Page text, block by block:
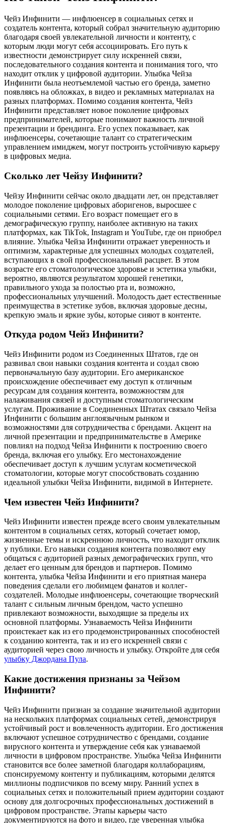
Чейз Инфинити — инфлюенсер в социальных сетях и
создатель контента, который собрал значительную аудиторию
благодаря своей увлекательной личности и контенту, с
которым люди могут себя ассоциировать. Его путь к
известности демонстрирует силу искренней связи,
последовательного создания контента и понимания того, что
находит отклик у цифровой аудитории. Улыбка Чейза
Инфинити была неотъемлемой частью его бренда, заметно
появляясь на обложках, в видео и рекламных материалах на
разных платформах. Помимо создания контента, Чейз
Инфинити представляет новое поколение цифровых
предпринимателей, которые понимают важность личной
презентации и брендинга. Его успех показывает, как
инфлюенсеры, сочетающие талант со стратегическим
управлением имиджем, могут построить устойчивую карьеру
в цифровых медиа.
Сколько лет Чейзу Инфинити?
Чейзу Инфинити сейчас около двадцати лет, он представляет
молодое поколение цифровых аборигенов, выросшее с
социальными сетями. Его возраст помещает его в
демографическую группу, наиболее активную на таких
платформах, как TikTok, Instagram и YouTube, где он приобрел
влияние. Улыбка Чейза Инфинити отражает уверенность и
оптимизм, характерные для успешных молодых создателей,
вступающих в свой профессиональный расцвет. В этом
возрасте его стоматологическое здоровье и эстетика улыбки,
вероятно, являются результатом хорошей генетики,
правильного ухода за полостью рта и, возможно,
профессиональных улучшений. Молодость дает естественные
преимущества в эстетике зубов, включая здоровые десны,
крепкую эмаль и яркие зубы, которые сияют в контенте.
Откуда родом Чейз Инфинити?
Чейз Инфинити родом из Соединенных Штатов, где он
развивал свои навыки создания контента и создал свою
первоначальную базу аудитории. Его американское
происхождение обеспечивает ему доступ к отличным
ресурсам для создания контента, возможностям для
налаживания связей и доступным стоматологическим
услугам. Проживание в Соединенных Штатах связало Чейза
Инфинити с большим англоязычным рынком и
возможностями для сотрудничества с брендами. Акцент на
личной презентации и предпринимательстве в Америке
повлиял на подход Чейза Инфинити к построению своего
бренда, включая его улыбку. Его местонахождение
обеспечивает доступ к лучшим услугам косметической
стоматологии, которые могут способствовать созданию
идеальной улыбки Чейза Инфинити, видимой в Интернете.
Чем известен Чейз Инфинити?
Чейз Инфинити известен прежде всего своим увлекательным
контентом в социальных сетях, который сочетает юмор,
жизненные темы и искреннюю личность, что находит отклик
у публики. Его навыки создания контента позволяют ему
общаться с аудиторией разных демографических групп, что
делает его ценным для брендов и партнеров. Помимо
контента, улыбка Чейза Инфинити и его приятная манера
поведения сделали его любимцем фанатов и коллег-
создателей. Молодые инфлюенсеры, сочетающие творческий
талант с сильным личным брендом, часто успешно
привлекают возможности, выходящие за пределы их
основной платформы. Узнаваемость Чейза Инфинити
проистекает как из его продемонстрированных способностей
к созданию контента, так и из его искренней связи с
аудиторией через свою личность и улыбку. Откройте для себя
улыбку Джордана Пула.
Какие достижения признаны за Чейзом
Инфинити?
Чейз Инфинити признан за создание значительной аудитории
на нескольких платформах социальных сетей, демонстрируя
устойчивый рост и вовлеченность аудитории. Его достижения
включают успешное сотрудничество с брендами, создание
вирусного контента и утверждение себя как узнаваемой
личности в цифровом пространстве. Улыбка Чейза Инфинити
становится все более заметной благодаря коллаборациям,
спонсируемому контенту и публикациям, которыми делятся
миллионы подписчиков по всему миру. Ранний успех в
социальных сетях и положительный прием аудитории создают
основу для долгосрочных профессиональных достижений в
цифровом пространстве. Этапы карьеры часто
документируются на фото и видео, где уверенная улыбка